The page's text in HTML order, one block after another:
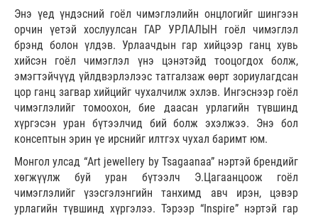
Энэ үед үндэсний гоёл чимэглэлийн онцлогийг шингээн
орчин үетэй хослуулсан ГАР УРЛАЛЫН гоёл чимэглэл
брэнд болон үлдэв. Урлаачдын гар хийцээр ганц хувь
хийсэн гоёл чимэглэл үнэ цэнэтэйд тооцогдох болж,
эмэгтэйчүүд үйлдвэрлэлээс татгалзаж өөрт зориулагдсан
цор ганц загвар хийцийг чухалчилж эхлэв. Ингэснээр гоёл
чимэглэлийг томоохон, бие даасан урлагийн түвшинд
хүргэсэн уран бүтээлчид бий болж эхэлжээ. Энэ бол
консептын эрин үе ирснийг илтгэх чухал баримт юм.
Монгол улсад “Art jewellery by Tsagaanaa” нэртэй брендийг
хөгжүүлж буй уран бүтээлч Э.Цагаанцоож гоёл
чимэглэлийг үзэсгэлэнгийн танхимд авч ирэн, цэвэр
урлагийн түвшинд хүргэлээ. Тэрээр “Inspire” нэртэй гар